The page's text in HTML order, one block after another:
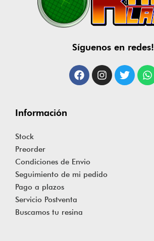
Información
Stock
Preorder
Condiciones de Envio
Seguimiento de mi pedido
Pago a plazos
Servicio Postventa
Buscamos tu resina
Síguenos en redes!